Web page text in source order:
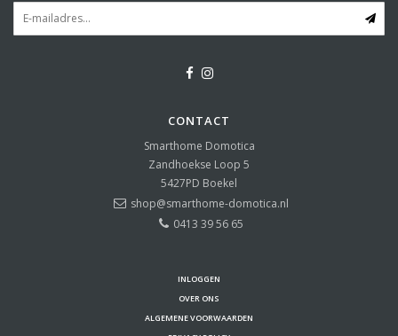
CONTACT
Smarthome Domotica
Zandhoekse Loop 5
5427PD Boekel
shop@smarthome-domotica.nl
0413 39 56 65
INLOGGEN
OVER ONS
ALGEMENE VOORWAARDEN